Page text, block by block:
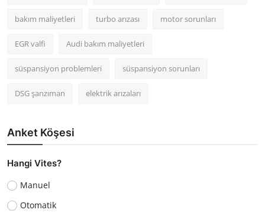
bakım maliyetleri turbo arızası motor sorunları
EGR valfi Audi bakım maliyetleri
süspansiyon problemleri süspansiyon sorunları
DSG şanzıman elektrik arızaları
Anket Köşesi
Hangi Vites?
Manuel
Otomatik